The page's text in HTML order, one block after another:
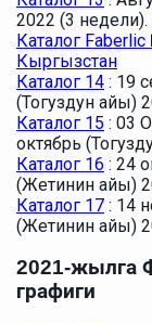
2022 (3 недели).
Каталог
Кыргызстан
Каталог 14 : 19
(Тогуздун айы)
Каталог 15 : 03
октябрь
Каталог 16 : 24
(Жетинин айы)
Каталог 17 : 14
(Жетинин айы)
2021-жылга
графиги